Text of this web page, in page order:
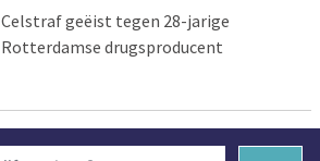
Celstraf geëist tegen 28-jarige
Rotterdamse drugsproducent